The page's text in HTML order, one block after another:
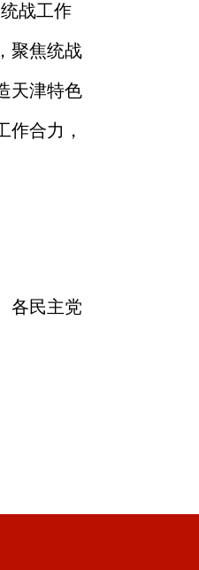
战工作
聚焦统战
天津特色
作合力，
各民主党